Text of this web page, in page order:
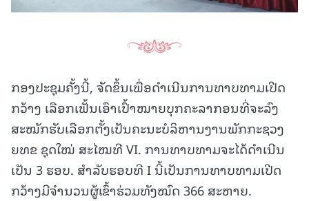
ກອງປະຊຸມຄັ້ງນີ້, ຈັດຂຶ້ນເພື່ອດໍາເນີນການທາບທາມເປີດ
ກວ້າງ ເລືອກເຟັ້ນເອົາເປົ້າໝາຍບຸກຄະລາກອນທີ່ຈະລົງ
ສະໝັກຮັບເລືອກຕັ້ງເປັນຄະນະບໍລິຫານງານພັກກະຊວງ
ຍທຂ ຊຸດໃໝ່ ສະໄໝທີ VI. ການທາບທາມຈະໄດ້ດໍາເນີນ
ເປັນ 3 ຮອບ. ສໍາລັບຮອບທີ I ນີ້ເປັນການທາບທາມເປີດ
ກວ້າງມີຈໍານວນຜູ້ເຂົ້າຮ່ວມທັງໝົດ 366 ສະຫາຍ.